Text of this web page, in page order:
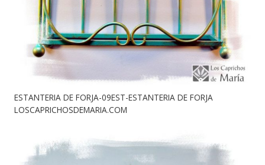
ESTANTERIA DE FORJA-09EST-ESTANTERIA DE FORJA
LOSCAPRICHOSDEMARIA.COM